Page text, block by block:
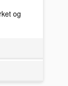
og